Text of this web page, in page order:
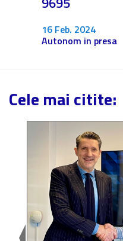
16 Feb. 2024
Autonom in presa
Cele mai citite: